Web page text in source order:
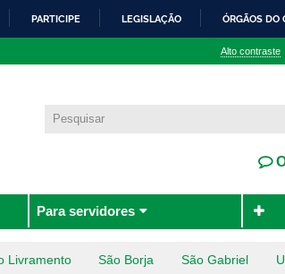
PARTICIPE LEGISLAÇÃO ÓRGÃOS DO
Alto contraste
Para servidores
Livramento São Borja São Gabriel